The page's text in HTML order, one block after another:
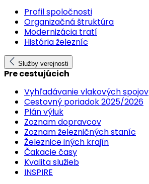
Profil spoločnosti
Organizačná štruktúra
Modernizácia tratí
História železníc
Služby verejnosti
Pre cestujúcich
Vyhľadávanie vlakových spojov
Cestovný poriadok 2025/2026
Plán výluk
Zoznam dopravcov
Zoznam železničných staníc
Železnice iných krajín
Čakacie časy
Kvalita služieb
INSPIRE